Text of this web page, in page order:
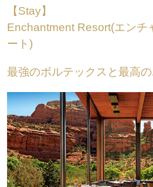
【Stay】
Enchantment Resort(エンチ
ート)
最強のボルテックスと最高